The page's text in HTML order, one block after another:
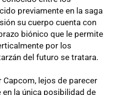
previamente en la saga
su cuerpo cuenta con
biónico que le permite
por los
del futuro se tratara.
lejos de parecer
la única posibilidad de